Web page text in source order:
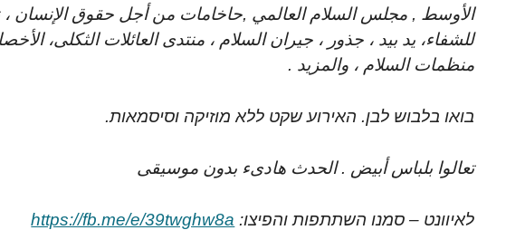
الأوسط , مجلس السلام العالمي ,حاخامات من أجل حقوق الإنسان
للشفاء، يد بيد ، جذور ، جيران السلام ، منتدى العائلات الثكلى،
منظمات السلام ، والمزيد .
בואו בלבוש לבן. האירוע שקט ללא מוזיקה וסיסמאות.
تعالوا بلباس أبيض . الحدث هادىء بدون موسيقى
לאיוונט – סמנו השתתפות והפיצו: https://fb.me/e/39twghw8a